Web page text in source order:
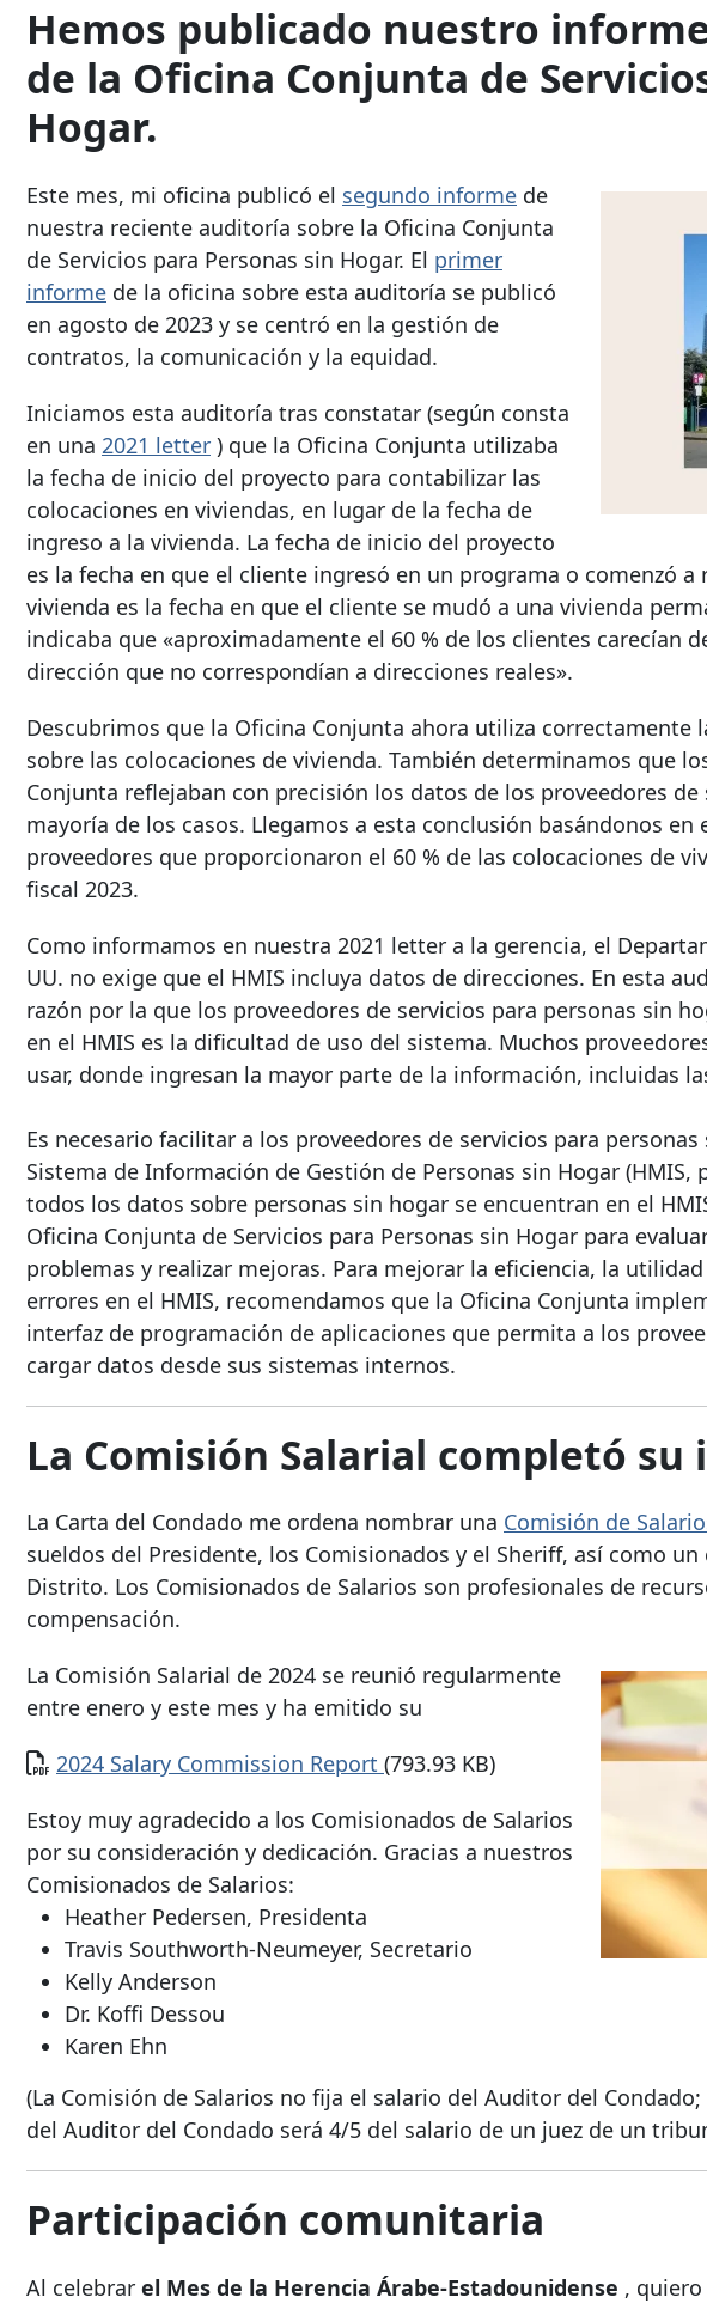
Hemos publicado nuestro
de la Oficina Conjunta de
Hogar.
Este mes, mi oficina publicó el segundo informe de
nuestra reciente auditoría sobre la Oficina Conjunta
de Servicios para Personas sin Hogar. El primer
informe de la oficina sobre esta auditoría se publicó
en agosto de 2023 y se centró en la gestión de
contratos, la comunicación y la equidad.
Iniciamos esta auditoría tras constatar (según consta
en una 2021 letter ) que la Oficina Conjunta utilizaba
la fecha de inicio del proyecto para contabilizar las
colocaciones en viviendas, en lugar de la fecha de
ingreso a la vivienda. La fecha de inicio del proyecto
es la fecha en que el cliente ingresó en un programa o comenzó
vivienda es la fecha en que el cliente se mudó a una vivienda
indicaba que «aproximadamente el 60 % de los clientes carecían
dirección que no correspondían a direcciones reales».
Descubrimos que la Oficina Conjunta ahora utiliza correctamente
sobre las colocaciones de vivienda. También determinamos que
Conjunta reflejaban con precisión los datos de los proveedores
mayoría de los casos. Llegamos a esta conclusión basándonos
proveedores que proporcionaron el 60 % de las colocaciones de
fiscal 2023.
Como informamos en nuestra 2021 letter a la gerencia, el
UU. no exige que el HMIS incluya datos de direcciones. En esta
razón por la que los proveedores de servicios para personas sin
en el HMIS es la dificultad de uso del sistema. Muchos
usar, donde ingresan la mayor parte de la información, incluidas
Es necesario facilitar a los proveedores de servicios para
Sistema de Información de Gestión de Personas sin Hogar
todos los datos sobre personas sin hogar se encuentran en el
Oficina Conjunta de Servicios para Personas sin Hogar para
problemas y realizar mejoras. Para mejorar la eficiencia, la
errores en el HMIS, recomendamos que la Oficina Conjunta
interfaz de programación de aplicaciones que permita a los
cargar datos desde sus sistemas internos.
La Comisión Salarial completó su
La Carta del Condado me ordena nombrar una Comisión de
sueldos del Presidente, los Comisionados y el Sheriff, así como
Distrito. Los Comisionados de Salarios son profesionales de
compensación.
La Comisión Salarial de 2024 se reunió regularmente
entre enero y este mes y ha emitido su
Documento
2024 Salary Commission Report (793.93 KB)
Estoy muy agradecido a los Comisionados de Salarios
por su consideración y dedicación. Gracias a nuestros
Comisionados de Salarios:
Heather Pedersen, Presidenta
Travis Southworth-Neumeyer, Secretario
Kelly Anderson
Dr. Koffi Dessou
Karen Ehn
(La Comisión de Salarios no fija el salario del Auditor del
del Auditor del Condado será 4/5 del salario de un juez de un
Participación comunitaria
Al celebrar el Mes de la Herencia Árabe-Estadounidense ,